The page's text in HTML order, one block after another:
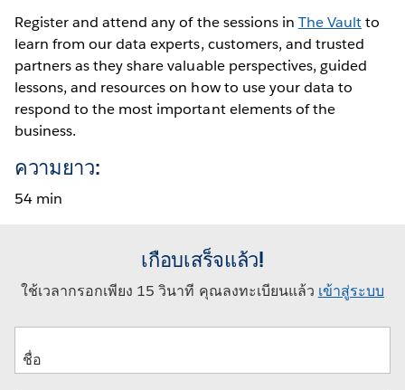
Register and attend any of the sessions in The Vaultto
learn from our data experts, customers, and trusted
partners as they share valuable perspectives, guided
lessons, and resources on how to use your data to
respond to the most important elements of the
business.
ความยาว:
54 min
เกือบเสร็จแล้ว!
ใช้เวลากรอกเพียง 15 วินาที คุณลงทะเบียนแล้ว เข้าสู่ระบบ